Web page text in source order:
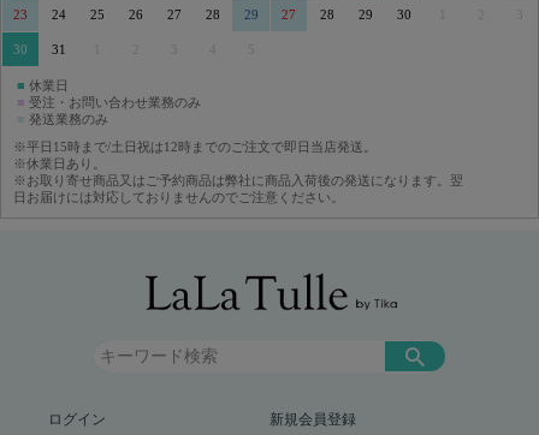
23 24 25 26 27 28 29
30 31 3 5
27 28 29 30 3
■ 休業日
■ 受注・お問い合わせ業務のみ
■ 発送業務のみ
※平日15時まで/土日祝は12時までのご注文で即日当店発送。
※休業日あり。
※お取り寄せ商品又はご予約商品は弊社に商品入荷後の発送になります。翌
日お届けには対応しておりませんのでご注意ください。
ログイン 新規会員登録